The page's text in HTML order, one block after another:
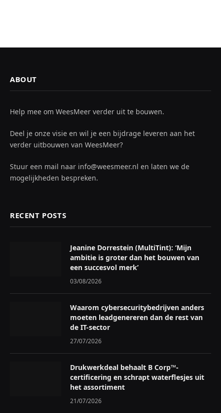
ABOUT
Help mee om WeesMeer verder uit te bouwen.
Deel je onze visie en wil je een bijdrage leveren aan het
verder uitbouwen van WeesMeer?
Stuur een mail naar info@weesmeer.nl en laten we de
mogelijkheden bespreken.
RECENT POSTS
Jeanine Dorrestein (MultiTint): ‘Mijn
ambitie is groter dan het bouwen van
een succesvol merk’
03/08/2026
Waarom cybersecuritybedrijven anders
moeten leadgenereren dan de rest van
de IT-sector
27/07/2026
Drukwerkdeal behaalt B Corp™-
certificering en schrapt waterflesjes uit
het assortiment
21/07/2026